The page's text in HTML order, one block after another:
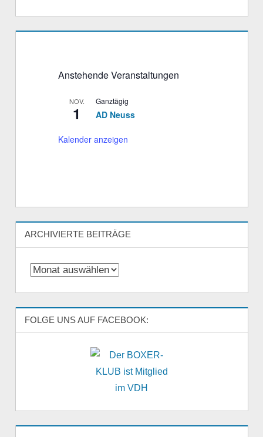
Anstehende Veranstaltungen
NOV.
1
Ganztägig
AD Neuss
Kalender anzeigen
ARCHIVIERTE BEITRÄGE
Archivierte
FOLGE UNS AUF FACEBOOK: